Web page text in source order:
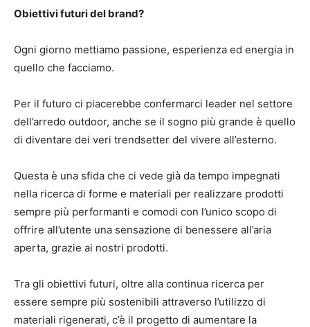
Obiettivi futuri del brand?
Ogni giorno mettiamo passione, esperienza ed energia in
quello che facciamo.
Per il futuro ci piacerebbe confermarci leader nel settore
dell’arredo outdoor, anche se il sogno più grande è quello
di diventare dei veri trendsetter del vivere all’esterno.
Questa è una sfida che ci vede già da tempo impegnati
nella ricerca di forme e materiali per realizzare prodotti
sempre più performanti e comodi con l’unico scopo di
offrire all’utente una sensazione di benessere all’aria
aperta, grazie ai nostri prodotti.
Tra gli obiettivi futuri, oltre alla continua ricerca per
essere sempre più sostenibili attraverso l’utilizzo di
materiali rigenerati, c’è il progetto di aumentare la